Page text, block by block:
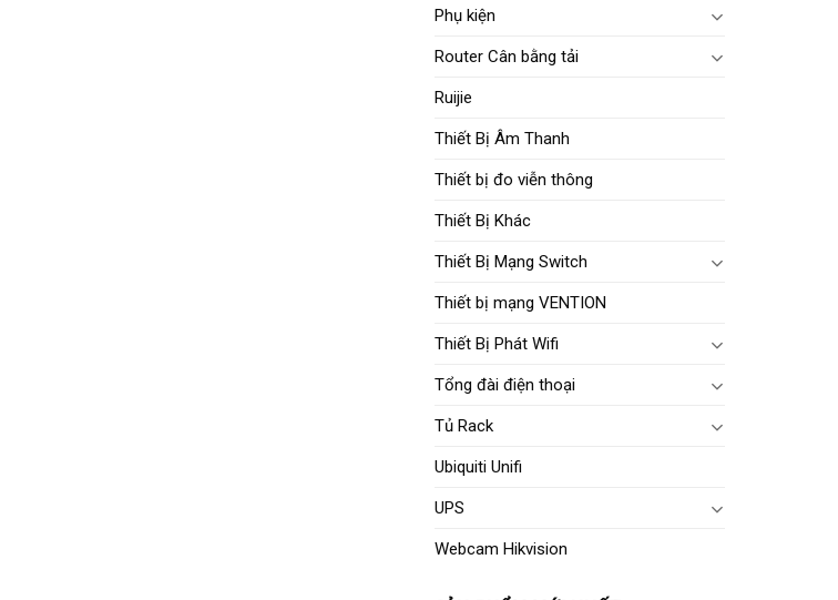
Phụ kiện
Router Cân bằng tải
Ruijie
Thiết Bị Âm Thanh
Thiết bị đo viễn thông
Thiết Bị Khác
Thiết Bị Mạng Switch
Thiết bị mạng VENTION
Thiết Bị Phát Wifi
Tổng đài điện thoại
Tủ Rack
Ubiquiti Unifi
UPS
Webcam Hikvision